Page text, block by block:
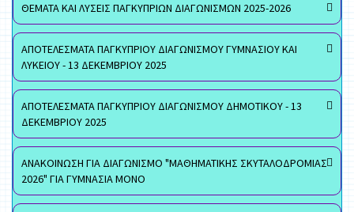
ΘΕΜΑΤΑ ΚΑΙ ΛΥΣΕΙΣ ΠΑΓΚΥΠΡΙΩΝ ΔΙΑΓΩΝΙΣΜΩΝ 2025-2026
ΑΠΟΤΕΛΕΣΜΑΤΑ ΠΑΓΚΥΠΡΙΟΥ ΔΙΑΓΩΝΙΣΜΟΥ ΓΥΜΝΑΣΙΟΥ ΚΑΙ
ΛΥΚΕΙΟΥ - 13 ΔΕΚΕΜΒΡΙΟΥ 2025
ΑΠΟΤΕΛΕΣΜΑΤΑ ΠΑΓΚΥΠΡΙΟΥ ΔΙΑΓΩΝΙΣΜΟΥ ΔΗΜΟΤΙΚΟΥ - 13
ΔΕΚΕΜΒΡΙΟΥ 2025
ΑΝΑΚΟΙΝΩΣΗ ΓΙΑ ΔΙΑΓΩΝΙΣΜΟ "ΜΑΘΗΜΑΤΙΚΗΣ ΣΚΥΤΑΛΟΔΡΟΜΙΑΣ
2026" ΓΙΑ ΓΥΜΝΑΣΙΑ ΜΟΝΟ